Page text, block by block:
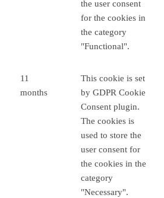
the user consent
for the cookies in
the category
"Functional".
11
months
This cookie is set
by GDPR Cookie
Consent plugin.
The cookies is
used to store the
user consent for
the cookies in the
category
"Necessary".